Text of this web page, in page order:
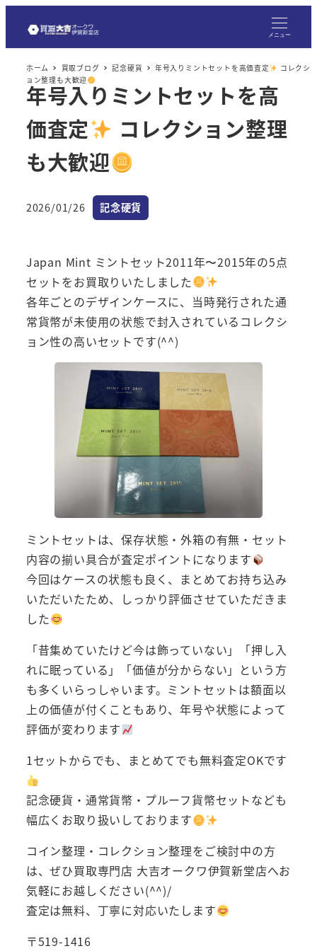
メニュー
ホーム 買取ブログ 記念硬貨 年号入りミントセットを高価査定
コレクシ
ョン整理も大歓迎
年号入りミントセットを高
価査定
コレクション整理
も大歓迎
投稿日
2026/01/26 カテゴリー
記念硬貨
Japan Mint ミントセット2011年〜2015年の5点
セットをお買取りいたしました
各年ごとのデザインケースに、当時発行された通
常貨幣が未使用の状態で封入されているコレクシ
ョン性の高いセットです(^^)
ミントセットは、保存状態・外箱の有無・セット
内容の揃い具合が査定ポイントになります
今回はケースの状態も良く、まとめてお持ち込み
いただいたため、しっかり評価させていただきま
した
「昔集めていたけど今は飾っていない」「押し入
れに眠っている」「価値が分からない」という方
も多くいらっしゃいます。ミントセットは額面以
上の価値が付くこともあり、年号や状態によって
評価が変わります
1セットからでも、まとめてでも無料査定OKです
記念硬貨・通常貨幣・プルーフ貨幣セットなども
幅広くお取り扱いしております
コイン整理・コレクション整理をご検討中の方
は、ぜひ買取専門店 大吉オークワ伊賀新堂店へお
気軽にお越しください(^^)/
査定は無料、丁寧に対応いたします
〒519-1416